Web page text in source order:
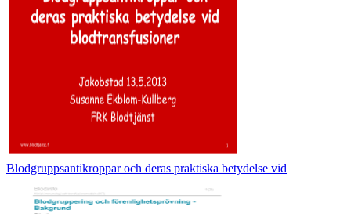
Blodgruppsantikroppar och deras praktiska betydelse vid